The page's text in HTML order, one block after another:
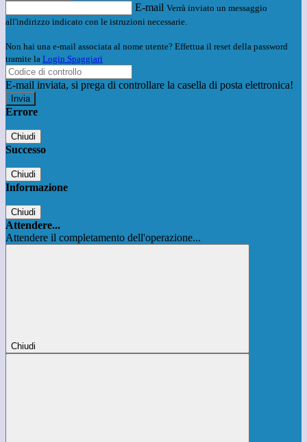
E-mail Verrà inviato un messaggio
all'indirizzo indicato con le istruzioni necessarie.
Non hai una e-mail associata al nome utente? Effettua il reset della password
tramite la Login Spaggiari
E-mail inviata, si prega di controllare la casella di posta elettronica!
Errore
Chiudi
Successo
Chiudi
Informazione
Chiudi
Attendere...
Attendere il completamento dell'operazione...
Chiudi